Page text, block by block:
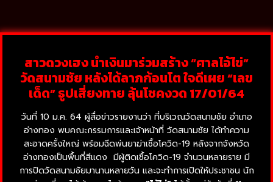
สาวดวงเฮง นำเงินมาร่วมสร้าง “ศาลไอ้ไข่”
วัดสนามชัย หลังได้ลาภก้อนโต ใจดีเผย “เลข
เด็ด” ธูปเสี่ยงทาย ลุ้นโชคงวด 17/01/64
วันที่ 10 ม.ค. 64 ผู้สื่อข่าวรายงานว่า ที่บริเวณวัดสนามชัย อำเภอ
อ่างทอง พบคณะกรรมการและเจ้าหน้าที่ วัดสนามชัย ได้ทำความ
สะอาดครั้งใหญ่ พร้อมฉีดพ่นยาฆ่าเชื้อโควิด-19 หลังจากจังหวัด
อ่างทองเป็นพื้นที่สีแดง มีผู้ติดเชื้อโควิด-19 จำนวนหลายราย มี
การปิดวัดสนามชัยมานานหลายวัน และจะทำการเปิดให้ประชาชน นัก